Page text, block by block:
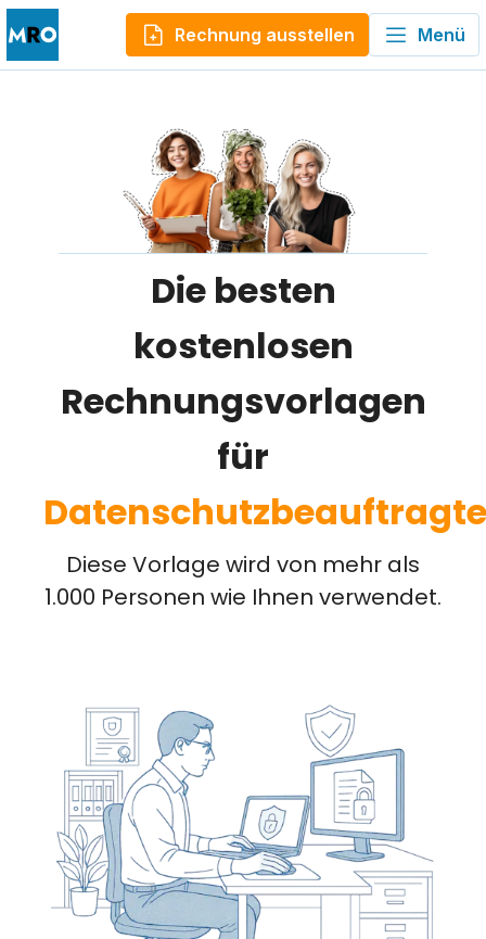
Rechnung ausstellen Menü
Die besten
kostenlosen
Rechnungsvorlagen
für
Datenschutzbeauftragte
Diese Vorlage wird von mehr als
1.000 Personen wie Ihnen verwendet.